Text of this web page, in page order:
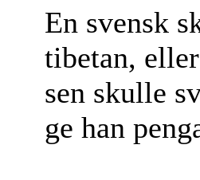
En svensk
tibetan,
sen skulle
ge han